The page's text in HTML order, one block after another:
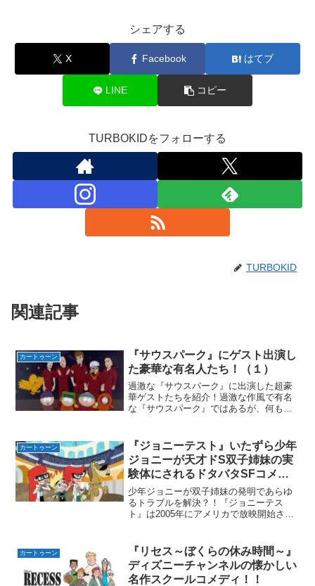
シェアする
X Facebook はてブ
LINE コピー
TURBOKIDをフォローする
TURBOKID
関連記事
カートゥーン
『サウスパーク』にゲスト出演し
た豪華な有名人たち！（１）
過激な『サウスパーク』に出演した超豪
華ゲストたちを紹介！過激な作風で有名
な『サウスパーク』ではあるが、何も出
って尊敬している作品や人間だってもち
ろんいる。今回は『サウス...
カートゥーン
『ジョニーテスト』いたずら少年
ジョニーが天才ドS双子姉妹の実
験体にされるドタバタSFコメデ
ィ！？
少年ジョニーが双子姉妹の発明であらゆ
るトラブルを解決？！『ジョニーテス
ト』は2005年にアメリカで放映開始され
にて日本語版の放映が開始された！そし
て2021...
カートゥーン
『リセス～ぼくらの休み時間～』
ディズニーチャンネルの懐かしい
名作スクールコメディ！！